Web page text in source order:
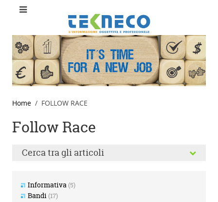
Home FOLLOW RACE
Follow Race
Cerca tra gli articoli
Informativa(5)
Bandi(17)